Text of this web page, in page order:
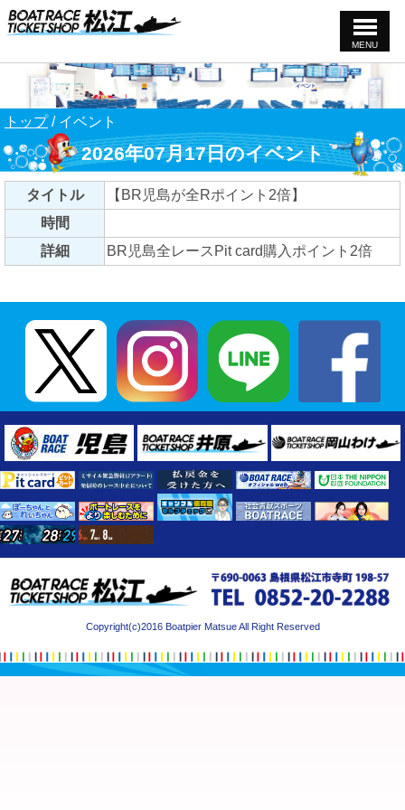
このページの本文へ
MENU
現
の
位
置：
トップ/ イベント
2026年07月17日のイベント
タイトル
【BR児島が全Rポイント2倍】
時間
詳細
BR児島全レースPit card購入ポイント2倍
Copyright(c)2016 Boatpier Matsue All Right Reserved